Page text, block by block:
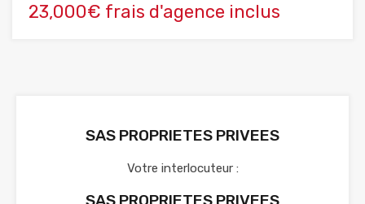
23,000€ frais d'agence inclus
SAS PROPRIETES PRIVEES
Votre interlocuteur :